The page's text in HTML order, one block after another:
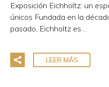
Exposición Eichholtz: un
únicos Fundada en la
pasado, Eichholtz es…
LEER MÁS